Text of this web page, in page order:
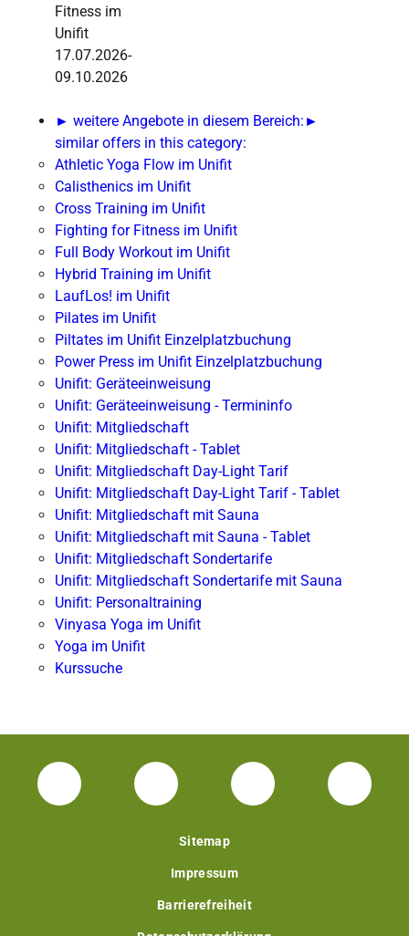
Fitness im
Unifit
17.07.2026-
09.10.2026
► weitere Angebote in diesem Bereich: ►
similar offers in this category:
Athletic Yoga Flow im Unifit
Calisthenics im Unifit
Cross Training im Unifit
Fighting for Fitness im Unifit
Full Body Workout im Unifit
Hybrid Training im Unifit
LaufLos! im Unifit
Pilates im Unifit
Piltates im Unifit Einzelplatzbuchung
Power Press im Unifit Einzelplatzbuchung
Unifit: Geräteeinweisung
Unifit: Geräteeinweisung - Termininfo
Unifit: Mitgliedschaft
Unifit: Mitgliedschaft - Tablet
Unifit: Mitgliedschaft Day-Light Tarif
Unifit: Mitgliedschaft Day-Light Tarif - Tablet
Unifit: Mitgliedschaft mit Sauna
Unifit: Mitgliedschaft mit Sauna - Tablet
Unifit: Mitgliedschaft Sondertarife
Unifit: Mitgliedschaft Sondertarife mit Sauna
Unifit: Personaltraining
Vinyasa Yoga im Unifit
Yoga im Unifit
Kurssuche
Facebook Unisport-Zentrum
Instagram Unisport-Zentrum
Youtube TU
Sitemap
Impressum
Barrierefreiheit